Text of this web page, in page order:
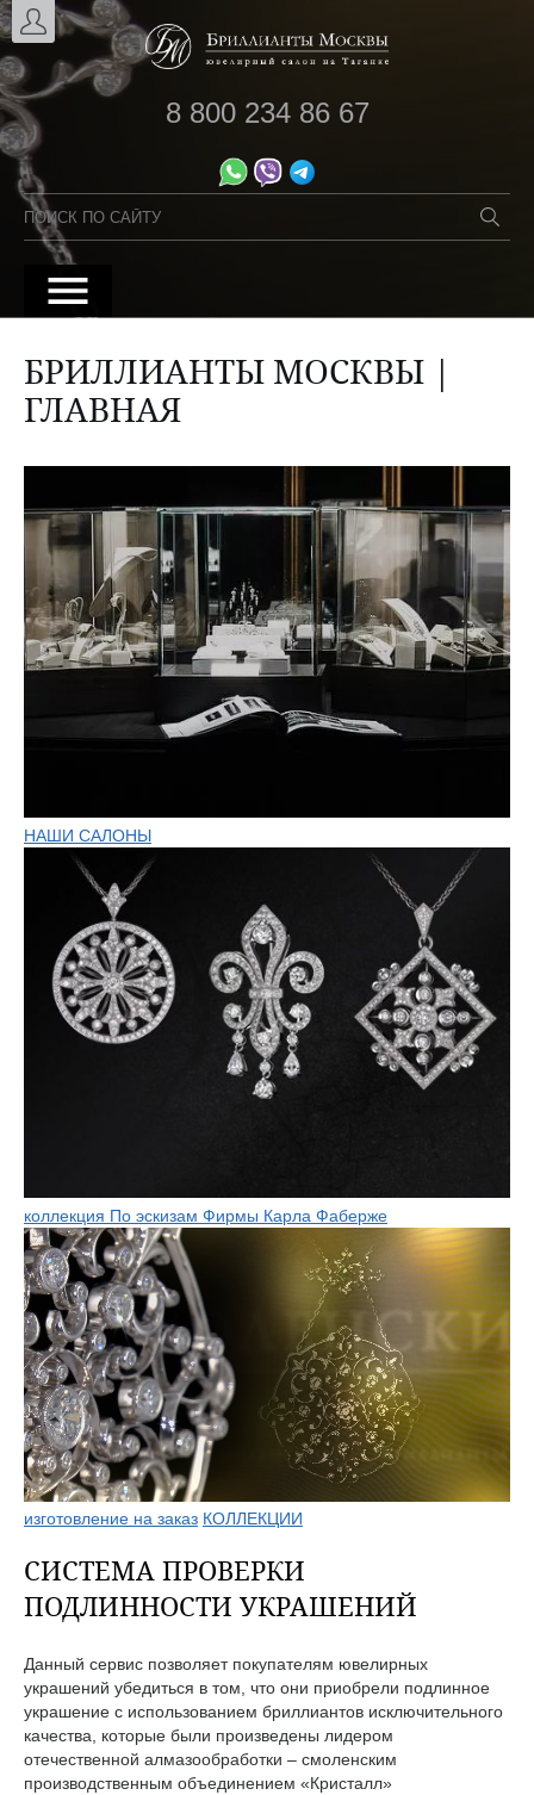
8 800 234 86 67
БРИЛЛИАНТЫ МОСКВЫ |
ГЛАВНАЯ
НАШИ САЛОНЫ
коллекция По эскизам Фирмы Карла Фаберже
изготовление на заказ КОЛЛЕКЦИИ
СИСТЕМА ПРОВЕРКИ
ПОДЛИННОСТИ УКРАШЕНИЙ
Данный сервис позволяет покупателям ювелирных
украшений убедиться в том, что они приобрели подлинное
украшение с использованием бриллиантов исключительного
качества, которые были произведены лидером
отечественной алмазообработки – смоленским
производственным объединением «Кристалл»